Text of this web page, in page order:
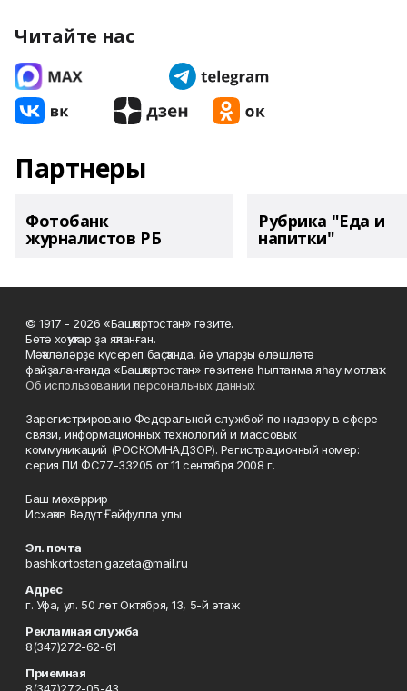
Читайте нас
Партнеры
Фотобанк
журналистов РБ
Рубрика "Еда и
напитки"
© 1917 - 2026 «Башҡортостан» гәзите.
Бөтә хоҡуҡтар ҙа яҡланған.
Мәҡәләләрҙе күсереп баҫҡанда, йә уларҙы өлөшләтә
файҙаланғанда «Башҡортостан» гәзитенә һылтанма яһау мотлаҡ.
Об использовании персональных данных
Зарегистрировано Федеральной службой по надзору в сфере
связи, информационных технологий и массовых
коммуникаций (РОСКОМНАДЗОР). Регистрационный номер:
серия ПИ ФС77-33205 от 11 сентября 2008 г.
Баш мөхәррир
Исхаҡов Вәдүт Ғәйфулла улы
Эл. почта
bashkortostan.gazeta@mail.ru
Адрес
г. Уфа, ул. 50 лет Октября, 13, 5-й этаж
Рекламная служба
8(347)272-62-61
Приемная